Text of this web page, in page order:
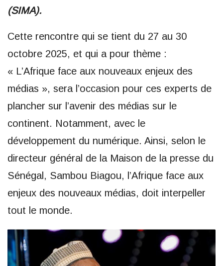
(SIMA).
Cette rencontre qui se tient du 27 au 30
octobre 2025, et qui a pour thème :
« L’Afrique face aux nouveaux enjeux des
médias », sera l’occasion pour ces experts de
plancher sur l’avenir des médias sur le
continent. Notamment, avec le
développement du numérique. Ainsi, selon le
directeur général de la Maison de la presse du
Sénégal, Sambou Biagou, l’Afrique face aux
enjeux des nouveaux médias, doit interpeller
tout le monde.